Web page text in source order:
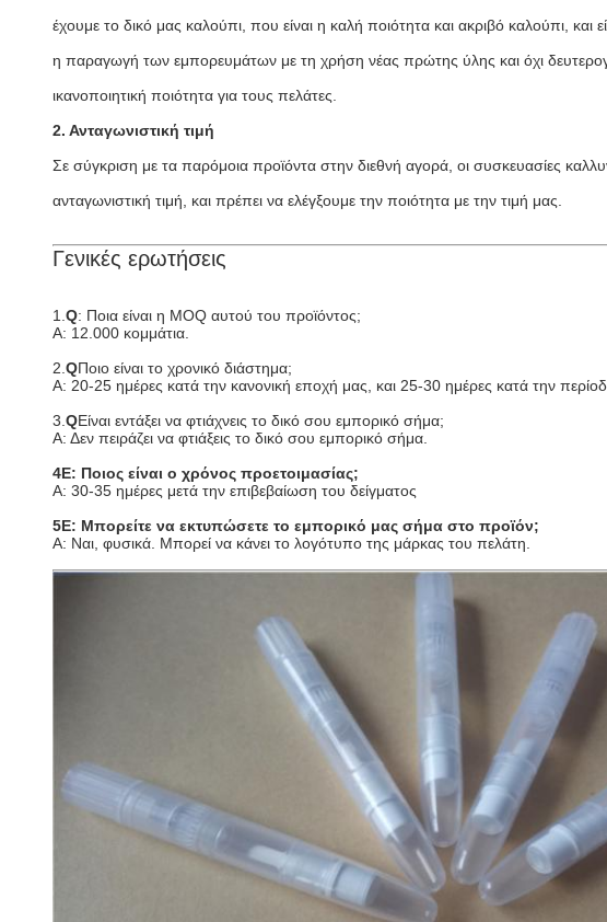
έχουμε το δικό μας καλούπι, που είναι η καλή ποιότητα και ακριβό καλούπι, και
η παραγωγή των εμπορευμάτων με τη χρήση νέας πρώτης ύλης και όχι
ικανοποιητική ποιότητα για τους πελάτες.
2. Ανταγωνιστική τιμή
Σε σύγκριση με τα παρόμοια προϊόντα στην διεθνή αγορά, οι συσκευασίες
ανταγωνιστική τιμή, και πρέπει να ελέγξουμε την ποιότητα με την τιμή μας.
Γενικές ερωτήσεις
1. Q: Ποια είναι η MOQ αυτού του προϊόντος;
Α: 12.000 κομμάτια.
2. QΠοιο είναι το χρονικό διάστημα;
Α: 20-25 ημέρες κατά την κανονική εποχή μας, και 25-30 ημέρες κατά την
3. QΕίναι εντάξει να φτιάχνεις το δικό σου εμπορικό σήμα;
Α: Δεν πειράζει να φτιάξεις το δικό σου εμπορικό σήμα.
4Ε: Ποιος είναι ο χρόνος προετοιμασίας;
Α: 30-35 ημέρες μετά την επιβεβαίωση του δείγματος
5Ε: Μπορείτε να εκτυπώσετε το εμπορικό μας σήμα στο προϊόν;
Α: Ναι, φυσικά. Μπορεί να κάνει το λογότυπο της μάρκας του πελάτη.